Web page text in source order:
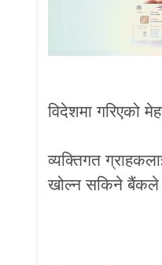
विदेशमा गरिएको
व्यक्तिगत
खोल्न सकिने बैंकले